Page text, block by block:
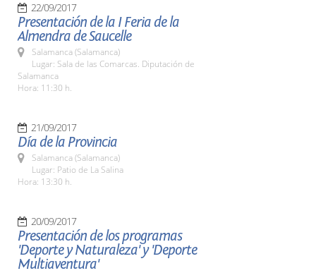
22/09/2017
Presentación de la I Feria de la
Almendra de Saucelle
Salamanca (Salamanca)
Lugar: Sala de las Comarcas. Diputación de
Salamanca
Hora: 11:30 h.
21/09/2017
Día de la Provincia
Salamanca (Salamanca)
Lugar: Patio de La Salina
Hora: 13:30 h.
20/09/2017
Presentación de los programas
'Deporte y Naturaleza' y 'Deporte
Multiaventura'